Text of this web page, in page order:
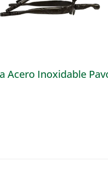
Acero Inoxidable